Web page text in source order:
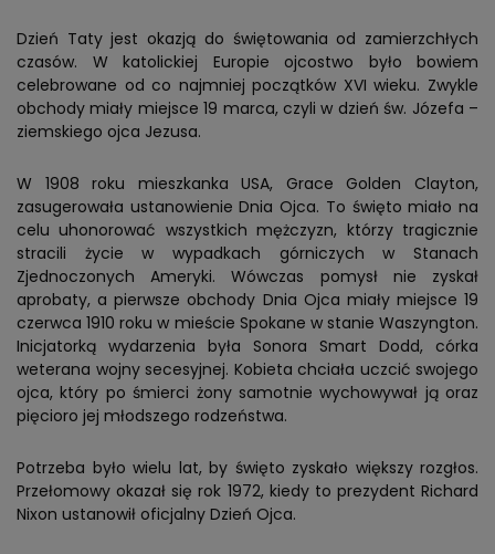
Dzień Taty jest okazją do świętowania od zamierzchłych
czasów. W katolickiej Europie ojcostwo było bowiem
celebrowane od co najmniej początków XVI wieku. Zwykle
obchody miały miejsce 19 marca, czyli w dzień św. Józefa –
ziemskiego ojca Jezusa.
W 1908 roku mieszkanka USA, Grace Golden Clayton,
zasugerowała ustanowienie Dnia Ojca. To święto miało na
celu uhonorować wszystkich mężczyzn, którzy tragicznie
stracili życie w wypadkach górniczych w Stanach
Zjednoczonych Ameryki. Wówczas pomysł nie zyskał
aprobaty, a pierwsze obchody Dnia Ojca miały miejsce 19
czerwca 1910 roku w mieście Spokane w stanie Waszyngton.
Inicjatorką wydarzenia była Sonora Smart Dodd, córka
weterana wojny secesyjnej. Kobieta chciała uczcić swojego
ojca, który po śmierci żony samotnie wychowywał ją oraz
pięcioro jej młodszego rodzeństwa.
Potrzeba było wielu lat, by święto zyskało większy rozgłos.
Przełomowy okazał się rok 1972, kiedy to prezydent Richard
Nixon ustanowił oficjalny Dzień Ojca.